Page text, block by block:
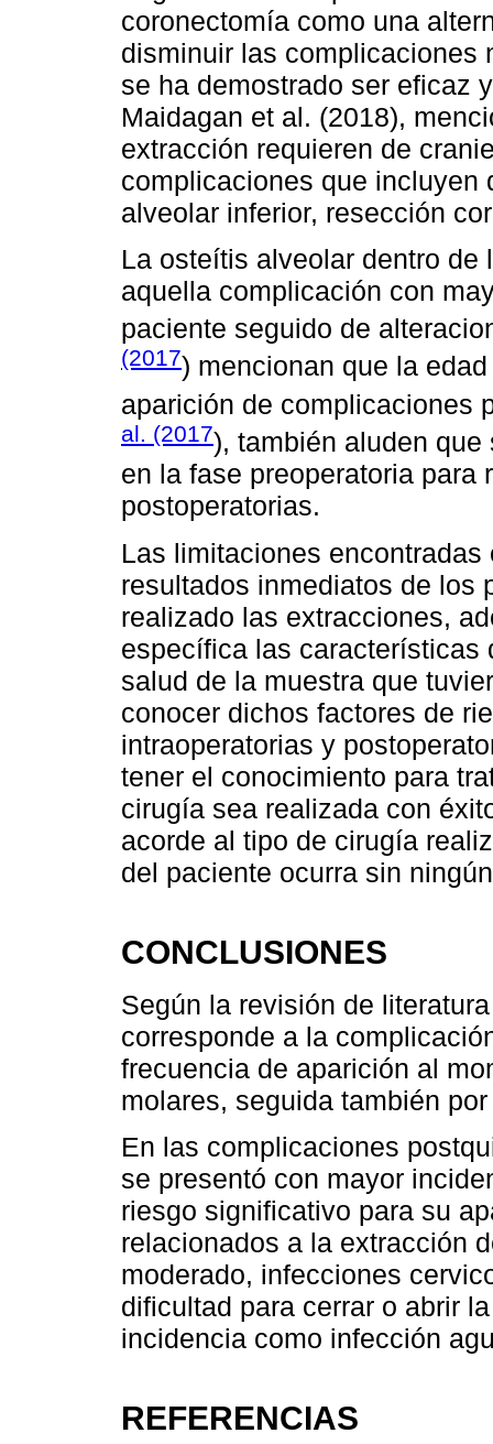
coronectomía como una
disminuir las complicaciones
se ha demostrado ser eficaz
Maidagan et al. (2018),
extracción requieren de
complicaciones que incluyen
alveolar inferior, resección
La osteítis alveolar dentro de
aquella complicación con
paciente seguido de
(2017) mencionan que la
aparición de complicaciones
al. (2017), también aluden
en la fase preoperatoria
postoperatorias.
Las limitaciones
resultados inmediatos de los
realizado las extracciones,
específica las características
salud de la muestra que
conocer dichos factores de
intraoperatorias y
tener el conocimiento para
cirugía sea realizada con
acorde al tipo de cirugía
del paciente ocurra sin
CONCLUSIONES
Según la revisión de
corresponde a la
frecuencia de aparición al
molares, seguida también
En las complicaciones
se presentó con mayor
riesgo significativo para su
relacionados a la extracción
moderado, infecciones
dificultad para cerrar o abrir
incidencia como infección
REFERENCIAS